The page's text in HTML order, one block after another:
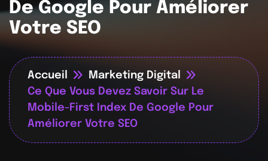
De Google Pour Améliorer
Votre SEO
Accueil
Marketing Digital
Ce Que Vous Devez Savoir Sur Le
Mobile-First Index De Google Pour
Améliorer Votre SEO